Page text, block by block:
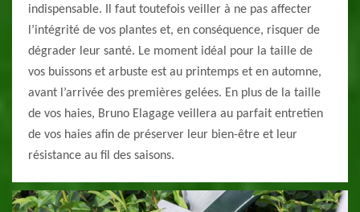
indispensable. Il faut toutefois veiller à ne pas affecter
l’intégrité de vos plantes et, en conséquence, risquer de
dégrader leur santé. Le moment idéal pour la taille de
vos buissons et arbuste est au printemps et en automne,
avant l’arrivée des premières gelées. En plus de la taille
de vos haies, Bruno Elagage veillera au parfait entretien
de vos haies afin de préserver leur bien-être et leur
résistance au fil des saisons.